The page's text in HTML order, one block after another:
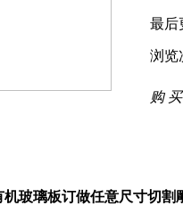
最后
浏览
购 买
玻璃板订做任意尺寸切割